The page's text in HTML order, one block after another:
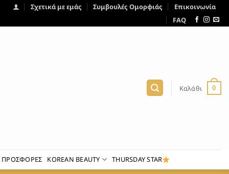
Σχετικά με εμάς Συμβουλές Ομορφιάς
Επικοινωνία
FAQ
Καλάθι 0
ΠΡΟΣΦΟΡΕΣ KOREAN BEAUTY THURSDAY STAR